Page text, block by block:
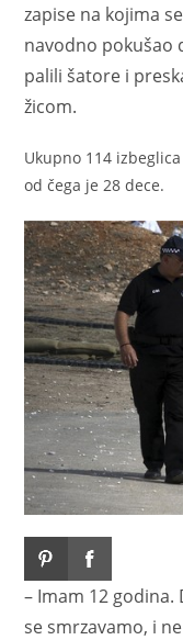
zapise na kojima
navodno pokušao
palili šatore i
žicom.
Ukupno 114
od čega je 28 dece.
– Imam 12
se smrzavamo, i